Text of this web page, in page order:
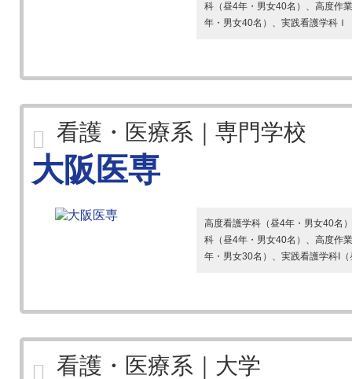
科（昼4年・男女40名）、高度作
年・男女40名）、実践看護学科Ｉ
看護・医療系｜専門学校
大阪医専
高度看護学科（昼4年・男女40名
科（昼4年・男女40名）、高度作
年・男女30名）、実践看護学科I
看護・医療系｜大学